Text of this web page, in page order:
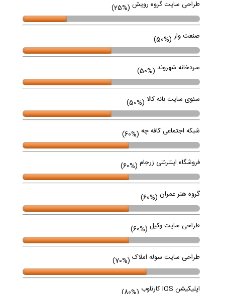
طراحی سایت گروه رویش (25%)
صنعت وار (50%)
سردخانه شهروند (50%)
سئوی سایت بانه کالا (50%)
شبکه اجتماعی کافه چه (60%)
فروشگاه اینترنتی زرجام (60%)
گروه هنر عمران (60%)
طراحی سایت وکیل (60%)
طراحی سایت سوله املاک (70%)
اپلیکیشن IOS کارناوب